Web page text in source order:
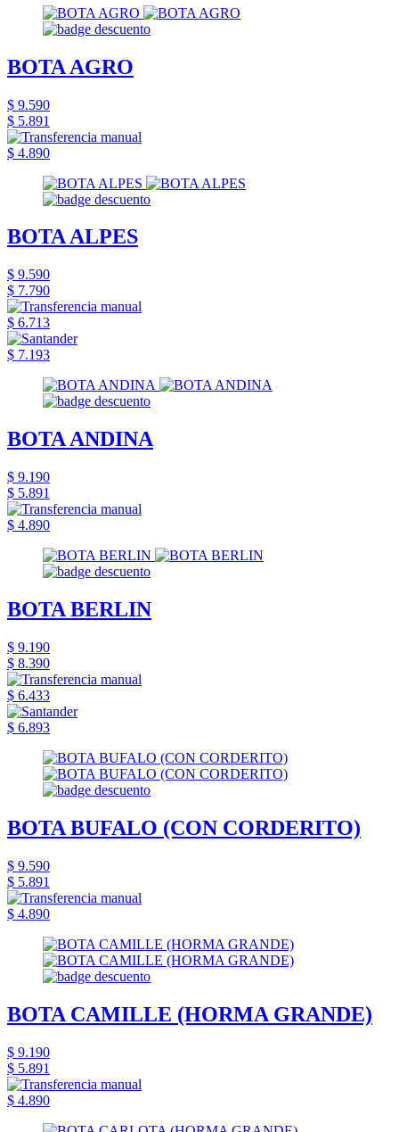
BOTA AGRO
$ 9.590
$ 5.891
$ 4.890
BOTA ALPES
$ 9.590
$ 7.790
$ 6.713
$ 7.193
BOTA ANDINA
$ 9.190
$ 5.891
$ 4.890
BOTA BERLIN
$ 9.190
$ 8.390
$ 6.433
$ 6.893
BOTA BUFALO (CON CORDERITO)
$ 9.590
$ 5.891
$ 4.890
BOTA CAMILLE (HORMA GRANDE)
$ 9.190
$ 5.891
$ 4.890